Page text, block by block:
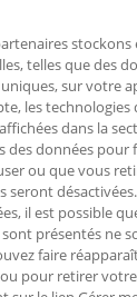
et
sur la carte
un problème
stockons
telles que des
sur votre
les
dans la
des données pour
ou que vous
seront
il est possible
présentés ne
faire
pour retirer